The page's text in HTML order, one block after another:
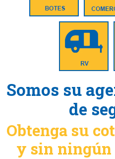
Somos su
de
Obtenga su
y sin ningún